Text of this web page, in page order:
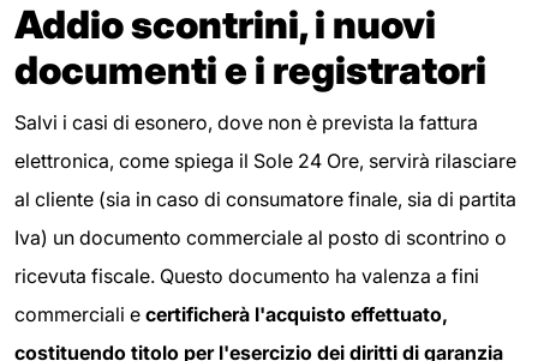
Addio scontrini, i nuovi
documenti e i registratori
Salvi i casi di esonero, dove non è prevista la fattura
elettronica, come spiega il Sole 24 Ore, servirà rilasciare
al cliente (sia in caso di consumatore finale, sia di partita
Iva) un documento commerciale al posto di scontrino o
ricevuta fiscale. Questo documento ha valenza a fini
commerciali e certificherà l'acquisto effettuato,
costituendo titolo per l'esercizio dei diritti di garanzia